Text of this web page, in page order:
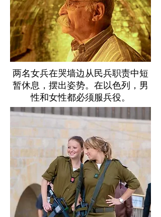
两名女兵在哭墙边从民兵职责中短
暂休息，摆出姿势。在以色列，男
性和女性都必须服兵役。